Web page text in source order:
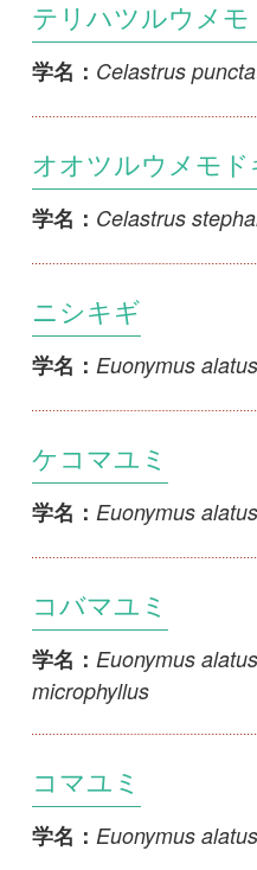
学名： Euonymus alatus var.
ケコマユミ
コバマユミ
学名：Euonymus alatus var.
コマユミ
学名：Euonymus alatus var.
ケニシキギ
Euonymus alatus var.
オオコマユミ
学名： Euonymus alatus var.
ヒメマサキ
学名：Euonymus boninensis
コクテンギ